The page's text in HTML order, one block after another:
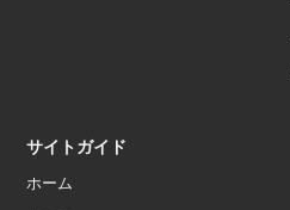
サイトガイド
ホーム